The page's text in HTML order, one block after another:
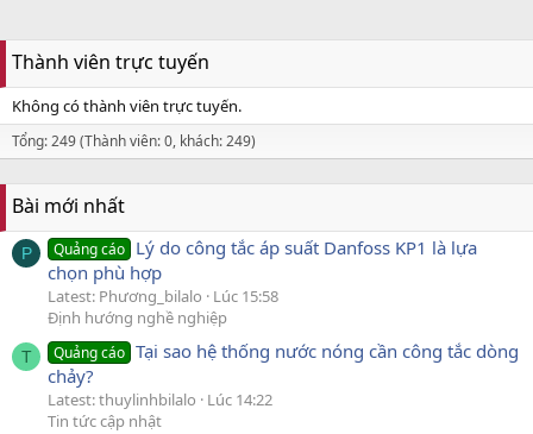
Thành viên trực tuyến
Không có thành viên trực tuyến.
Tổng: 249 (Thành viên: 0, khách: 249)
Bài mới nhất
P Quảng cáo Lý do công tắc áp suất Danfoss KP1 là lựa
chọn phù hợp
Latest: Phương_bilalo
Lúc 15:58
Định hướng nghề nghiệp
T Quảng cáo Tại sao hệ thống nước nóng cần công tắc dòng
chảy?
Latest: thuylinhbilalo
Lúc 14:22
Tin tức cập nhật